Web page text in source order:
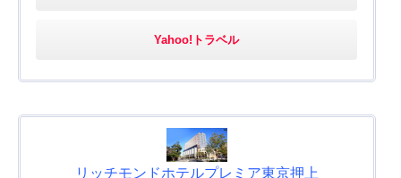
Yahoo!トラベル
リッチモンドホテルプレミア東京押上